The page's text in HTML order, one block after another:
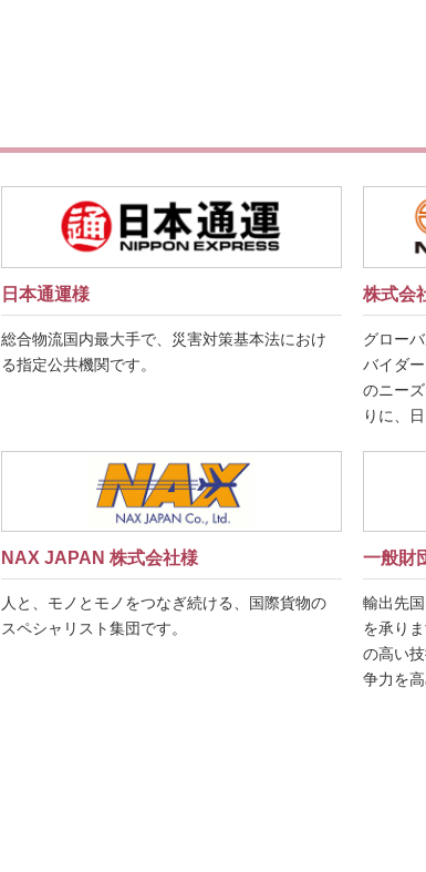
日本通運様
総合物流国内最大手で、災害対策基本法におけ
る指定公共機関です。
株式会
グロー
バイダ
のニー
りに、
NAX JAPAN 株式会社様
人と、モノとモノをつなぎ続ける、国際貨物の
スペシャリスト集団です。
一般財
輸出先
を承り
の高い
争力を高